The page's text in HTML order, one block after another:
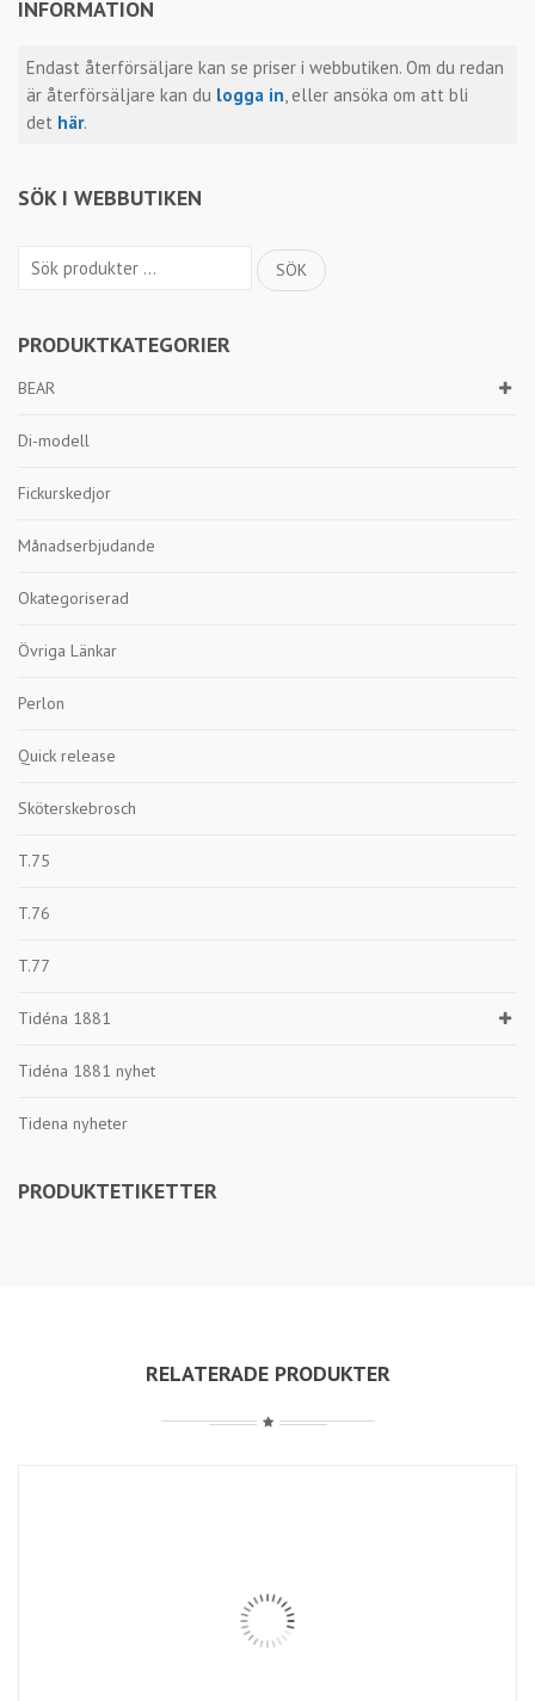
INFORMATION
Endast återförsäljare kan se priser i webbutiken. Om du redan
är återförsäljare kan du logga in, eller ansöka om att bli
det här.
SÖK I WEBBUTIKEN
Sök
SÖK
PRODUKTKATEGORIER
BEAR
Di-modell
Fickurskedjor
Månadserbjudande
Okategoriserad
Övriga Länkar
Perlon
Quick release
Sköterskebrosch
T.75
T.76
T.77
Tidéna 1881
Tidéna 1881 nyhet
Tidena nyheter
PRODUKTETIKETTER
RELATERADE PRODUKTER